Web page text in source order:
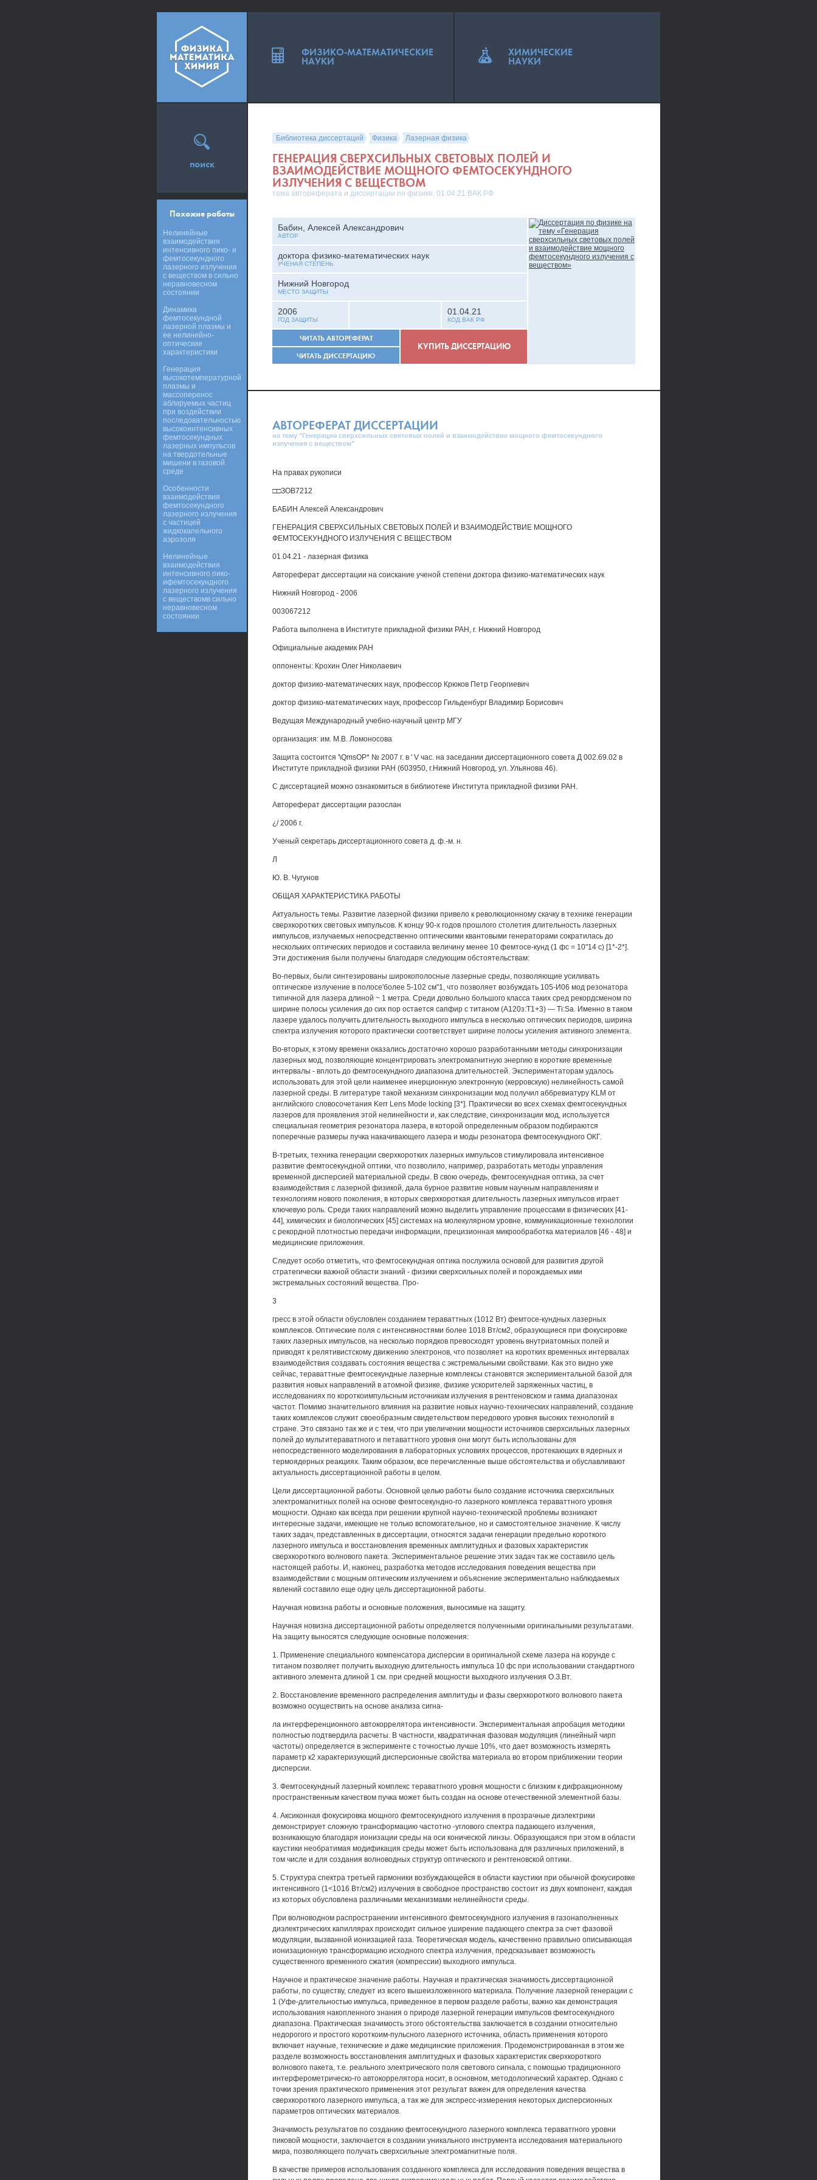
Библиотека диссертаций Физика Лазерная физика
ГЕНЕРАЦИЯ СВЕРХСИЛЬНЫХ СВЕТОВЫХ ПОЛЕЙ И
ВЗАИМОДЕЙСТВИЕ МОЩНОГО ФЕМТОСЕКУНДНОГО
ИЗЛУЧЕНИЯ С ВЕЩЕСТВОМ
тема автореферата и диссертации по физике, 01.04.21 ВАК РФ
Бабин, Алексей Александрович
АВТОР
доктора физико-математических наук
УЧЕНАЯ СТЕПЕНЬ
Нижний Новгород
МЕСТО ЗАЩИТЫ
2006
ГОД ЗАЩИТЫ
01.04.21
КОД ВАК РФ
ЧИТАТЬ АВТОРЕФЕРАТ
ЧИТАТЬ ДИССЕРТАЦИЮ
КУПИТЬ ДИССЕРТАЦИЮ
АВТОРЕФЕРАТ ДИССЕРТАЦИИ
на тему "Генерация сверхсильных световых полей и взаимодействие мощного фемтосекундного
излучения с веществом"
На правах рукописи
□□ЗОВ7212
БАБИН Алексей Александрович
ГЕНЕРАЦИЯ СВЕРХСИЛЬНЫХ СВЕТОВЫХ ПОЛЕЙ И ВЗАИМОДЕЙСТВИЕ МОЩНОГО
ФЕМТОСЕКУНДНОГО ИЗЛУЧЕНИЯ С ВЕЩЕСТВОМ
01.04.21 - лазерная физика
Автореферат диссертации на соискание ученой степени доктора физико-математических наук
Нижний Новгород - 2006
003067212
Работа выполнена в Институте прикладной физики РАН, г. Нижний Новгород
Официальные академик РАН
оппоненты: Крохин Олег Николаевич
доктор физико-математических наук, профессор Крюков Петр Георгиевич
доктор физико-математических наук, профессор Гильденбург Владимир Борисович
Ведущая Международный учебно-научный центр МГУ
организация: им. М.В. Ломоносова
Защита состоится '\QmsOP* № 2007 г. в ' V час. на заседании диссертационного совета Д 002.69.02 в
Институте прикладной физики РАН (603950, г.Нижний Новгород, ул. Ульянова 46).
С диссертацией можно ознакомиться в библиотеке Института прикладной физики РАН.
Автореферат диссертации разослан
¿/ 2006 г.
Ученый секретарь диссертационного совета д. ф.-м. н.
Л
Ю. В. Чугунов
ОБЩАЯ ХАРАКТЕРИСТИКА РАБОТЫ
Актуальность темы. Развитие лазерной физики привело к революционному скачку в технике генерации
сверхкоротких световых импульсов. К концу 90-х годов прошлого столетия длительность лазерных
импульсов, излучаемых непосредственно оптическими квантовыми генераторами сократилась до
нескольких оптических периодов и составила величину менее 10 фемтосе-кунд (1 фс = 10"14 с) [1*-2*].
Эти достижения были получены благодаря следующим обстоятельствам:
Во-первых, были синтезированы широкополосные лазерные среды, позволяющие усиливать
оптическое излучение в полосе'более 5-102 см"1, что позволяет возбуждать 105-И06 мод резонатора
типичной для лазера длиной ~ 1 метра. Среди довольно большого класса таких сред рекордсменом по
ширине полосы усиления до сих пор остается сапфир с титаном (А120з:Т1+3) — Ti:Sa. Именно в таком
лазере удалось получить длительность выходного импульса в несколько оптических периодов, ширина
спектра излучения которого практически соответствует ширине полосы усиления активного элемента.
Во-вторых, к этому времени оказались достаточно хорошо разработанными методы синхронизации
лазерных мод, позволяющие концентрировать электромагнитную энергию в короткие временные
интервалы - вплоть до фемтосекундного диапазона длительностей. Экспериментаторам удалось
использовать для этой цели наименее инерционную электронную (керровскую) нелинейность самой
лазерной среды. В литературе такой механизм синхронизации мод получил аббревиатуру KLM от
английского словосочетания Kerr Lens Mode locking [3*]. Практически во всех схемах фемтосекундных
лазеров для проявления этой нелинейности и, как следствие, синхронизации мод, используется
специальная геометрия резонатора лазера, в которой определенным образом подбираются
поперечные размеры пучка накачивающего лазера и моды резонатора фемтосекундного ОКГ.
В-третьих, техника генерации сверхкоротких лазерных импульсов стимулировала интенсивное
развитие фемтосекундной оптики, что позволило, например, разработать методы управления
временной дисперсией материальной среды. В свою очередь, фемтосекундная оптика, за счет
взаимодействия с лазерной физикой, дала бурное развитие новым научным направлениям и
технологиям нового поколения, в которых сверхкороткая длительность лазерных импульсов играет
ключевую роль. Среди таких направлений можно выделить управление процессами в физических [41-
44], химических и биологических [45] системах на молекулярном уровне, коммуникационные технологии
с рекордной плотностью передачи информации, прецизионная микрообработка материалов [46 - 48] и
медицинские приложения.
Следует особо отметить, что фемтосекундная оптика послужила основой для развития другой
стратегически важной области знаний - физики сверхсильных полей и порождаемых ими
экстремальных состояний вещества. Про-
3
гресс в этой области обусловлен созданием тераваттных (1012 Вт) фемтосе-кундных лазерных
комплексов. Оптические поля с интенсивностями более 1018 Вт/см2, образующиеся при фокусировке
таких лазерных импульсов, на несколько порядков превосходят уровень внутриатомных полей и
приводят к релятивистскому движению электронов, что позволяет на коротких временных интервалах
взаимодействия создавать состояния вещества с экстремальными свойствами. Как это видно уже
сейчас, тераваттные фемтосекундные лазерные комплексы становятся экспериментальной базой для
развития новых направлений в атомной физике, физике ускорителей заряженных частиц, в
исследованиях по короткоимпульсным источникам излучения в рентгеновском и гамма диапазонах
частот. Помимо значительного влияния на развитие новых научно-технических направлений, создание
таких комплексов служит своеобразным свидетельством передового уровня высоких технологий в
стране. Это связано так же и с тем, что при увеличении мощности источников сверхсильных лазерных
полей до мультитераватгного и петаваттного уровня они могут быть использованы для
непосредственного моделирования в лабораторных условиях процессов, протекающих в ядерных и
термоядерных реакциях. Таким образом, все перечисленные выше обстоятельства и обуславливают
актуальность диссертационной работы в целом.
Цели диссертационной работы. Основной целью работы было создание источника сверхсильных
электромагнитных полей на основе фемтосекундно-го лазерного комплекса тераваттного уровня
мощности. Однако как всегда при решении крупной научно-технической проблемы возникают
интересные задачи, имеющие не только вспомогательное, но и самостоятельное значение. К числу
таких задач, представленных в диссертации, относятся задачи генерации предельно короткого
лазерного импульса и восстановления временных амплитудных и фазовых характеристик
сверхкороткого волнового пакета. Экспериментальное решение этих задач так же составило цель
настоящей работы. И, наконец, разработка методов исследования поведения вещества при
взаимодействии с мощным оптическим излучением и объяснение экспериментально наблюдаемых
явлений составило еще одну цель диссертационной работы.
Научная новизна работы и основные положения, выносимые на защиту.
Научная новизна диссертационной работы определяется полученными оригинальными результатами.
На защиту выносятся следующие основные положения:
1. Применение специального компенсатора дисперсии в оригинальной схеме лазера на корунде с
титаном позволяет получить выходную длительность импульса 10 фс при использовании стандартного
активного элемента длиной 1 см. при средней мощности выходного излучения О.З.Вт.
2. Восстановление временного распределения амплитуды и фазы сверхкороткого волнового пакета
возможно осуществить на основе анализа сигна-
ла интерференционного автокоррелятора интенсивности. Экспериментальная апробация методики
полностью подтвердила расчеты. В частности, квадратичная фазовая модуляция (линейный чирп
частоты) определяется в эксперименте с точностью лучше 10%, что дает возможность измерять
параметр к2 характеризующий дисперсионные свойства материала во втором приближении теории
дисперсии.
3. Фемтосекундный лазерный комплекс тераватгного уровня мощности с близким к дифракционному
пространственным качеством пучка может быть создан на основе отечественной элементной базы.
4. Аксиконная фокусировка мощного фемтосекундного излучения в прозрачные диэлектрики
демонстрирует сложную трансформацию частотно -углового спектра падающего излучения,
возникающую благодаря ионизации среды на оси конической линзы. Образующаяся при этом в области
каустики необратимая модификация среды может быть использована для различных приложений, в
том числе и для создания волноводных структур оптического и рентгеновской оптики.
5. Структура спектра третьей гармоники возбуждающейся в области каустики при обычной фокусировке
интенсивного (1<1016 Вт/см2) излучения в свободное пространство состоит из двух компонент, каждая
из которых обусловлена различными механизмами нелинейности среды.
При волноводном распространении интенсивного фемтосекундного излучения в газонаполненных
диэлектрических капиллярах происходит сильное уширение падающего спектра за счет фазовой
модуляции, вызванной ионизацией газа. Теоретическая модель, качественно правильно описывающая
ионизационную трансформацию исходного спектра излучения, предсказывает возможность
существенного временного сжатия (компрессии) выходного импульса.
Научное и практическое значение работы. Научная и практическая значимость диссертационной
работы, по существу, следует из всего вышеизложенного материала. Получение лазерной генерации с
1 (Уфе-длительностью импульса, приведенное в первом разделе работы, важно как демонстрация
использования накопленного знания о природе лазерной генерации импульсов фемтосекундного
диапазона. Практическая значимость этого обстоятельства заключается в создании относительно
недорогого и простого короткоим-пульсного лазерного источника, область применения которого
включает научные, технические и даже медицинские приложения. Продемонстрированная в этом же
разделе возможность восстановления амплитудных и фазовых характеристик сверхкороткого
волнового пакета, т.е. реального электрического поля светового сигнала, с помощью традиционного
интерферометрическо-го автокоррелятора носит, в основном, методологический характер. Однако с
точки зрения практического применения этот результат важен для определения качества
сверхкороткого лазерного импульса, а так же для экспресс-измерения некоторых дисперсионных
параметров оптических материалов.
Значимость результатов по созданию фемтосекундного лазерного комплекса тераватгного уровни
пиковой мощности, заключается в создании уникального инструмента исследования материального
мира, позволяющего получать сверхсильные электромагнитные поля.
В качестве примеров использования созданного комплекса для исследования поведения вещества в
поиск
Похожие работы
Нелинейные
взаимодействия
интенсивного пико- и
фемтосекундного
лазерного излучения
с веществом в сильно
неравновесном
состоянии
Динамика
фемтосекундной
лазерной плазмы и
ее нелинейно-
оптические
характеристики
Генерация
высокотемпературной
плазмы и
массоперенос
аблируемых частиц
при воздействии
последовательностью
высокоинтенсивных
фемтосекундных
лазерных импульсов
на твердотельные
мишени в газовой
среде
Особенности
взаимодействия
фемтосекундного
лазерного излучения
с частицей
жидкокапельного
аэрозоля
Нелинейные
взаимодействия
интенсивного пико-
ифемтосекундного
лазерного излучения
с веществомв сильно
неравновесном
состоянии
ФИЗИКО-МАТЕМАТИЧЕСКИЕ
НАУКИ
ХИМИЧЕСКИЕ
НАУКИ